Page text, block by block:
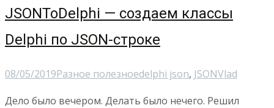
JSONToDelphi — создаем классы
Delphi по JSON-строке
08/05/2019Разное полезноеdelphi json, JSONVlad
Дело было вечером. Делать было нечего. Решил